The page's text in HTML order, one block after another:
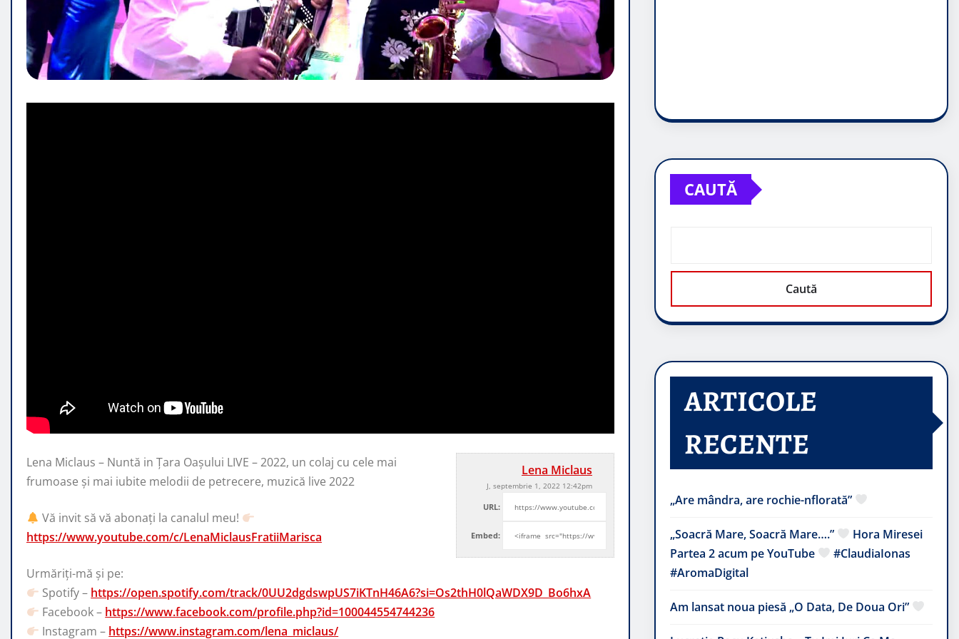
Lena Miclaus
J, septembrie 1, 2022 12:42pm
URL:
Embed:
Lena Miclaus – Nuntă in Țara Oașului LIVE – 2022, un colaj cu cele mai
frumoase și mai iubite melodii de petrecere, muzică live 2022
Vă invit să vă abonați la canalul meu!
https://www.youtube.com/c/LenaMiclausFratiiMarisca
Urmăriți-mă și pe:
Spotify – https://open.spotify.com/track/0UU2dgdswpUS7iKTnH46A6?si=Os2thH0lQaWDX9D_Bo6hxA
Facebook – https://www.facebook.com/profile.php?id=100044554744236
Instagram – https://www.instagram.com/lena_miclaus/
CAUTĂ
Caută
ARTICOLE
RECENTE
„Are mândra, are rochie-nflorată”
„Soacră Mare, Soacră Mare….”
Hora Miresei
Partea 2 acum pe YouTube
#ClaudiaIonas
#AromaDigital
Am lansat noua piesă „O Data, De Doua Ori”